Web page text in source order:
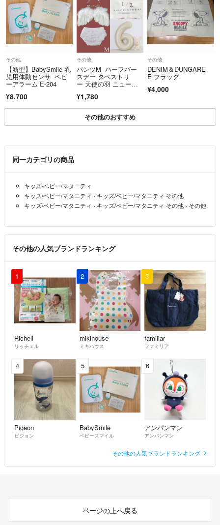
その他
【新型】BabySmile 乳
児用体動センサ ベビ
ーアラーム E-204
¥8,700
その他
パンツM ハーフバー
スデー タペストリ
ー 天使の羽 ニューボ
¥1,780
その他
DENIM＆DUNGARE
E フラッグ
¥4,000
その他のおすすめ
同一カテゴリの商品
キッズ/ベビー/マタニティ
キッズ/ベビー/マタニティ › キッズ/ベビー/マタニティ その他
キッズ/ベビー/マタニティ › キッズ/ベビー/マタニティ その他 › その他
その他の人気ブランドランキング
1
Richell
リッチェル
2
mikihouse
ミキハウス
3
familiar
ファミリア
4
Pigeon
ピジョン
5
BabySmile
ベビースマイル
6
アンパンマン
アンパンマン
その他の人気ブランドランキング
ページの上へ戻る